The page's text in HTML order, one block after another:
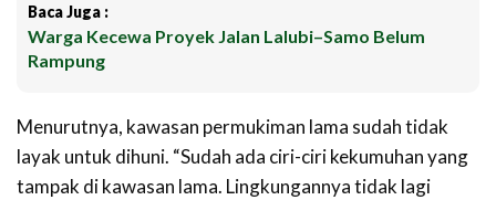
Baca Juga :
Warga Kecewa Proyek Jalan Lalubi–Samo Belum
Rampung
Menurutnya, kawasan permukiman lama sudah tidak
layak untuk dihuni. “Sudah ada ciri-ciri kekumuhan yang
tampak di kawasan lama. Lingkungannya tidak lagi